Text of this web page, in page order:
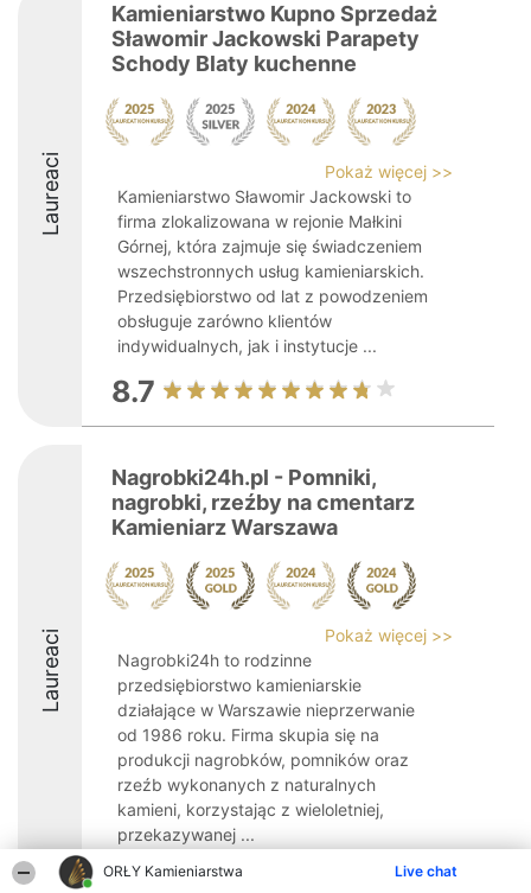
ORŁY Kamieniarstwa Live chat
Laureaci
Kamieniarstwo Kupno Sprzedaż
Sławomir Jackowski Parapety
Schody Blaty kuchenne
Pokaż więcej >>
Kamieniarstwo Sławomir Jackowski to
firma zlokalizowana w rejonie Małkini
Górnej, która zajmuje się świadczeniem
wszechstronnych usług kamieniarskich.
Przedsiębiorstwo od lat z powodzeniem
obsługuje zarówno klientów
indywidualnych, jak i instytucje ...
8.7
Laureaci
Nagrobki24h.pl - Pomniki,
nagrobki, rzeźby na cmentarz
Kamieniarz Warszawa
Pokaż więcej >>
Nagrobki24h to rodzinne
przedsiębiorstwo kamieniarskie
działające w Warszawie nieprzerwanie
od 1986 roku. Firma skupia się na
produkcji nagrobków, pomników oraz
rzeźb wykonanych z naturalnych
kamieni, korzystając z wieloletniej,
przekazywanej ...
9